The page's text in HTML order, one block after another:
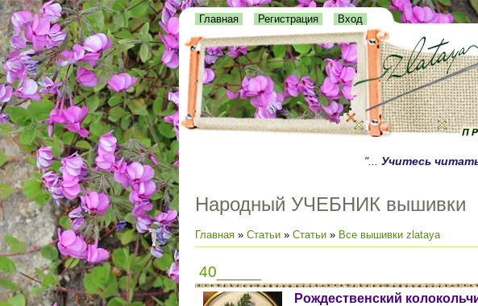
Главная Регистрация Вход
"... Учитесь
Народный УЧЕБНИК вышивки
Главная » Статьи » Статьи » Все вышивки zlataya
40_____
Рождественский